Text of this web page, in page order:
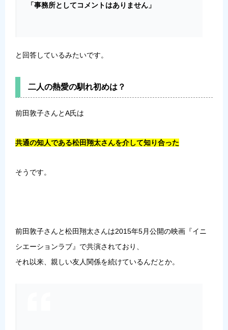
「事務所としてコメントはありません」
と回答しているみたいです。
二人の熱愛の馴れ初めは？
前田敦子さんとA氏は
共通の知人である松田翔太さんを介して知り合った
そうです。
前田敦子さんと松田翔太さんは2015年5月公開の映画『イニ
シエーションラブ』で共演されており、
それ以来、親しい友人関係を続けているんだとか。